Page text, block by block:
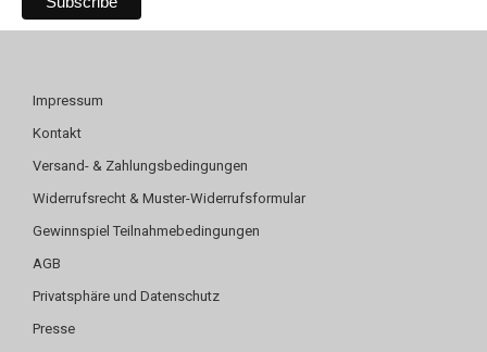
Impressum
Kontakt
Versand- & Zahlungsbedingungen
Widerrufsrecht & Muster-Widerrufsformular
Gewinnspiel Teilnahmebedingungen
AGB
Privatsphäre und Datenschutz
Presse